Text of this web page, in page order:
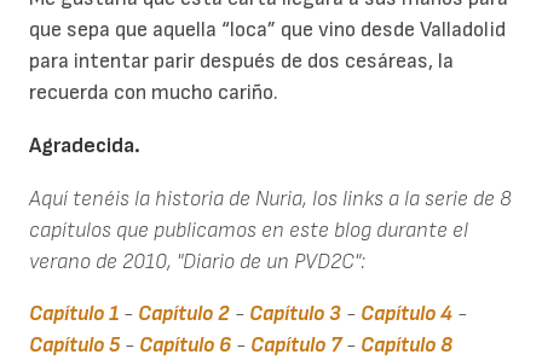
que sepa que aquella “loca” que vino desde Valladolid
para intentar parir después de dos cesáreas, la
recuerda con mucho cariño.
Agradecida.
Aquí tenéis la historia de Nuria, los links a la serie de 8
capítulos que publicamos en este blog durante el
verano de 2010, "Diario de un PVD2C":
Capítulo 1 - Capítulo 2 - Capítulo 3 - Capítulo 4 -
Capítulo 5 - Capítulo 6 - Capítulo 7- Capítulo 8